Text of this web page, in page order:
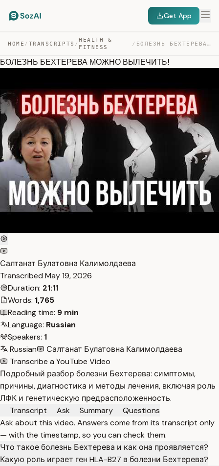
Get App
HOME / TRANSCRIPTS /
HEALTH &
FITNESS
/ БОЛЕЗНЬ БЕХТЕРЕВА МОЖНО ВЫЛЕЧИТЬ! — TRANSCRIPT
БОЛЕЗНЬ БЕХТЕРЕВА МОЖНО ВЫЛЕЧИТЬ!
Салтанат Булатовна Калимолдаева
Transcribed May 19, 2026
Duration: 21:11
Words: 1,765
Reading time: 9 min
Language: Russian
Speakers: 1
Russian
Салтанат Булатовна Калимолдаева
Transcribe a YouTube Video
Подробный разбор болезни Бехтерева: симптомы,
причины, диагностика и методы лечения, включая роль
ЛФК и генетическую предрасположенность.
Transcript
Ask Summary
Questions
Ask about this video. Answers come from its transcript only
— with the timestamp, so you can check them.
Что такое болезнь Бехтерева и как она проявляется?
Какую роль играет ген HLA-B27 в болезни Бехтерева?